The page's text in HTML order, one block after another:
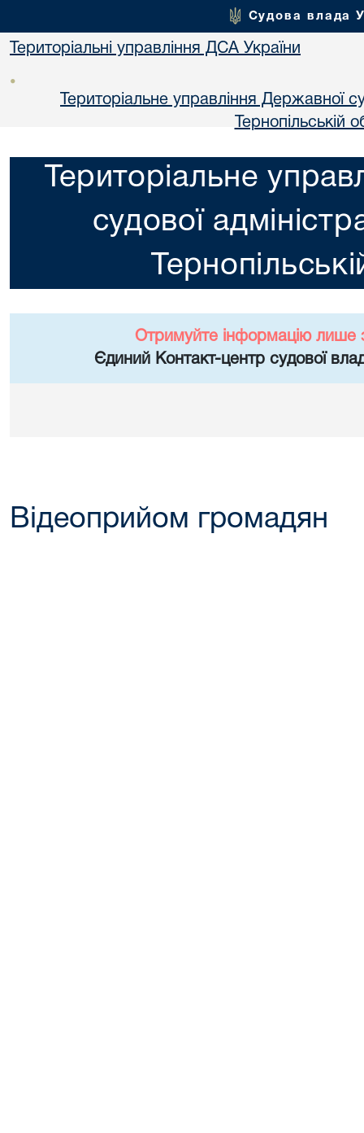
Судова влада
Територіальні управління ДСА України
•
Територіальне управління Державної
Тернопільській
Територіальне
судової
Отримуйте інформацію лише
Єдиний Контакт-центр судової
Відеоприйом громадян